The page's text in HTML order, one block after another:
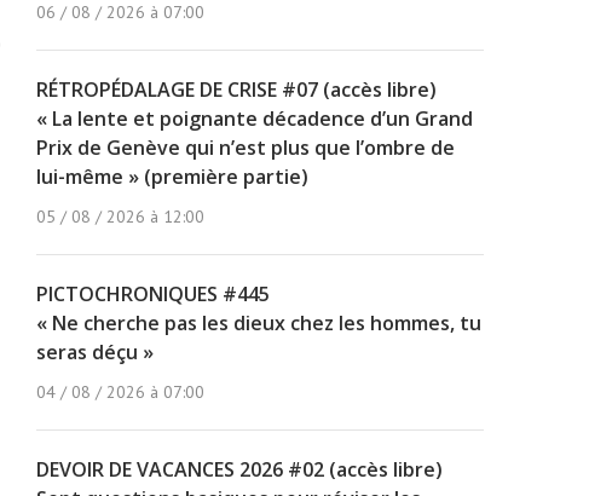
06 / 08 / 2026 à 07:00
RÉTROPÉDALAGE DE CRISE #07 (accès libre)
« La lente et poignante décadence d’un Grand
Prix de Genève qui n’est plus que l’ombre de
lui-même » (première partie)
05 / 08 / 2026 à 12:00
PICTOCHRONIQUES #445
« Ne cherche pas les dieux chez les hommes, tu
seras déçu »
04 / 08 / 2026 à 07:00
DEVOIR DE VACANCES 2026 #02 (accès libre)